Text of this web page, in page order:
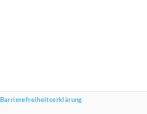
Barrierefreiheitserklärung